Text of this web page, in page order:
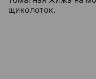
щиколоток.